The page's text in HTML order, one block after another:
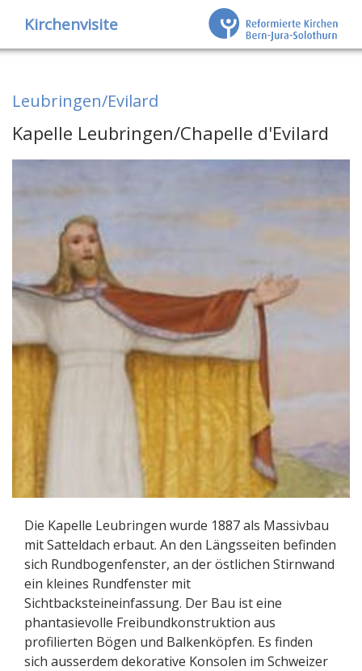
Kirchenvisite
Leubringen/Evilard
Kapelle Leubringen/Chapelle d'Evilard
Die Kapelle Leubringen wurde 1887 als Massivbau
mit Satteldach erbaut. An den Längsseiten befinden
sich Rundbogenfenster, an der östlichen Stirnwand
ein kleines Rundfenster mit
Sichtbacksteineinfassung. Der Bau ist eine
phantasievolle Freibundkonstruktion aus
profilierten Bögen und Balkenköpfen. Es finden
sich ausserdem dekorative Konsolen im Schweizer